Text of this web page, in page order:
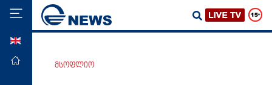
მთავარიმსოფლიო